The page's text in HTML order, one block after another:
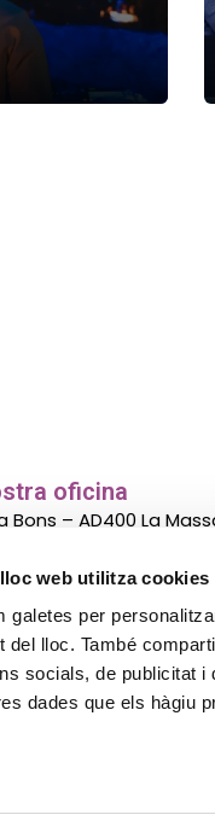
web utilitza cookies
galetes per
del lloc. També
socials, de publicitat i
dades que els hàgiu
oficina
Bons – AD400 La
al públic
a 14:00h